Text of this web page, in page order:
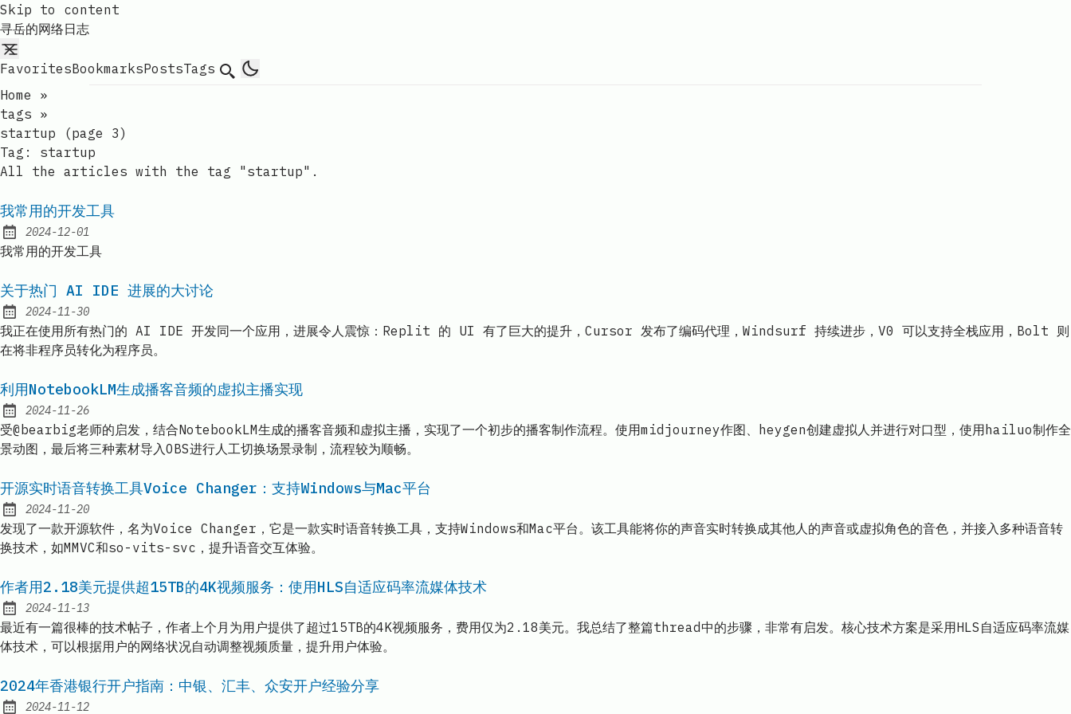
Skip to content
寻岳的网络日志
FavoritesBookmarksPostsTags Search
Home
»
tags »
startup (page 3)
Tag: startup
All the articles with the tag "startup".
我常用的开发工具
Published:
2024-12-01
我常用的开发工具
关于热门 AI IDE 进展的大讨论
Published:
2024-11-30
我正在使用所有热门的 AI IDE 开发同一个应用，进展令人震惊：Replit 的 UI 有了巨大的提升，Cursor 发布了编码代理，Windsurf 持续进步，V0 可以支持全栈应用，Bolt 则
在将非程序员转化为程序员。
利用NotebookLM生成播客音频的虚拟主播实现
Published:
2024-11-26
受@bearbig老师的启发，结合NotebookLM生成的播客音频和虚拟主播，实现了一个初步的播客制作流程。使用midjourney作图、heygen创建虚拟人并进行对口型，使用hailuo制作全
景动图，最后将三种素材导入OBS进行人工切换场景录制，流程较为顺畅。
开源实时语音转换工具Voice Changer：支持Windows与Mac平台
Published:
2024-11-20
发现了一款开源软件，名为Voice Changer，它是一款实时语音转换工具，支持Windows和Mac平台。该工具能将你的声音实时转换成其他人的声音或虚拟角色的音色，并接入多种语音转
换技术，如MMVC和so-vits-svc，提升语音交互体验。
作者用2.18美元提供超15TB的4K视频服务：使用HLS自适应码率流媒体技术
Published:
2024-11-13
最近有一篇很棒的技术帖子，作者上个月为用户提供了超过15TB的4K视频服务，费用仅为2.18美元。我总结了整篇thread中的步骤，非常有启发。核心技术方案是采用HLS自适应码率流媒
体技术，可以根据用户的网络状况自动调整视频质量，提升用户体验。
2024年香港银行开户指南：中银、汇丰、众安开户经验分享
2024-11-12